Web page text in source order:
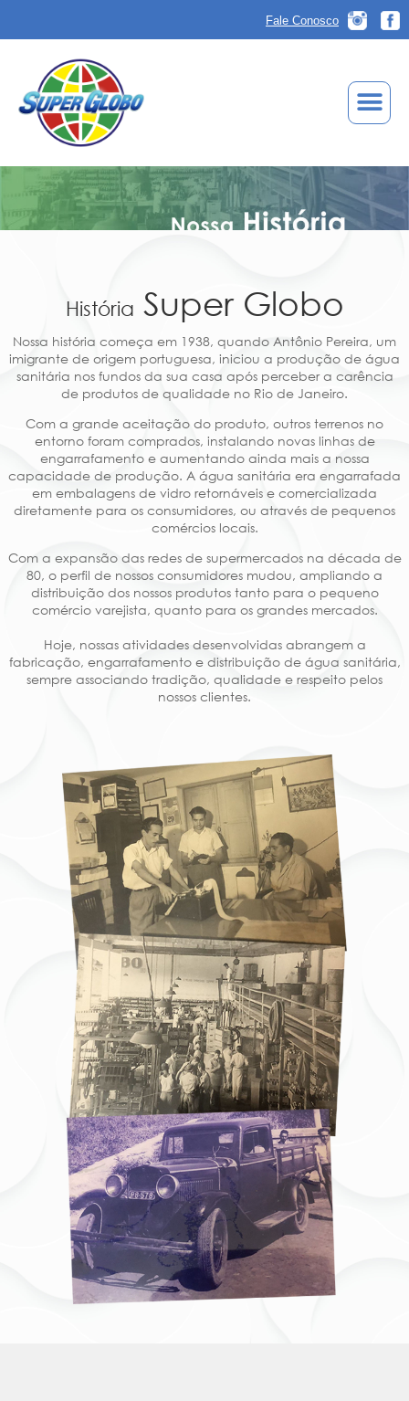
Fale Conosco
História Super Globo
Nossa história começa em 1938, quando Antônio Pereira, um
imigrante de origem portuguesa, iniciou a produção de água
sanitária nos fundos da sua casa após perceber a carência
de produtos de qualidade no Rio de Janeiro.
Com a grande aceitação do produto, outros terrenos no
entorno foram comprados, instalando novas linhas de
engarrafamento e aumentando ainda mais a nossa
capacidade de produção. A água sanitária era engarrafada
em embalagens de vidro retornáveis e comercializada
diretamente para os consumidores, ou através de pequenos
comércios locais.
Com a expansão das redes de supermercados na década de
80, o perfil de nossos consumidores mudou, ampliando a
distribuição dos nossos produtos tanto para o pequeno
comércio varejista, quanto para os grandes mercados.
Hoje, nossas atividades desenvolvidas abrangem a
fabricação, engarrafamento e distribuição de água sanitária,
sempre associando tradição, qualidade e respeito pelos
nossos clientes.